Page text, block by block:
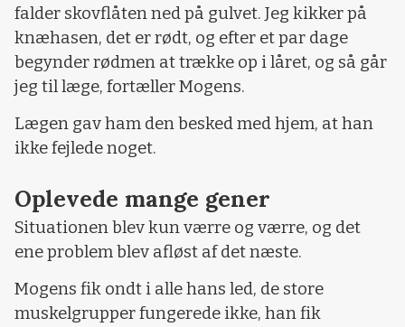
falder skovflåten ned på gulvet. Jeg kikker på
knæhasen, det er rødt, og efter et par dage
begynder rødmen at trække op i låret, og så går
jeg til læge, fortæller Mogens.
Lægen gav ham den besked med hjem, at han
ikke fejlede noget.
Oplevede mange gener
Situationen blev kun værre og værre, og det
ene problem blev afløst af det næste.
Mogens fik ondt i alle hans led, de store
muskelgrupper fungerede ikke, han fik